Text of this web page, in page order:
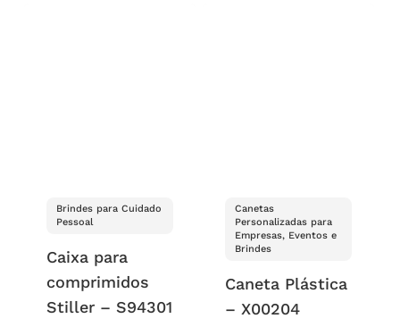
Brindes para Cuidado
Pessoal
Caixa para
comprimidos
Stiller – S94301
Canetas
Personalizadas para
Empresas, Eventos e
Brindes
Caneta Plástica
– X00204